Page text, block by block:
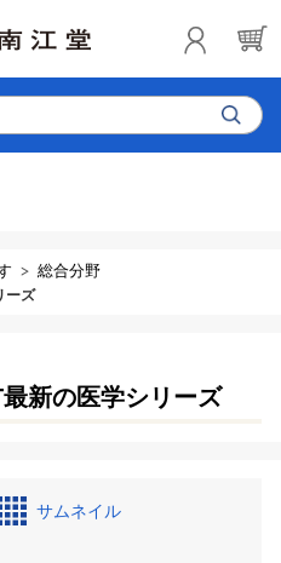
総合分野
ーズ
新の医学シリーズ
サムネイル